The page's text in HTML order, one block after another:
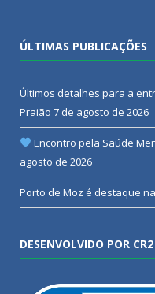
ÚLTIMAS PUBLICAÇÕES
Últimos detalhes para a
Praião 7 de agosto de 2026
Encontro pela Saúde
agosto de 2026
Porto de Moz é destaque
DESENVOLVIDO POR CR2